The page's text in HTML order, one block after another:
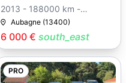
6 000 € south_east
2013 - 188000 km -
Manuelle
Aubagne (13400)
PRO